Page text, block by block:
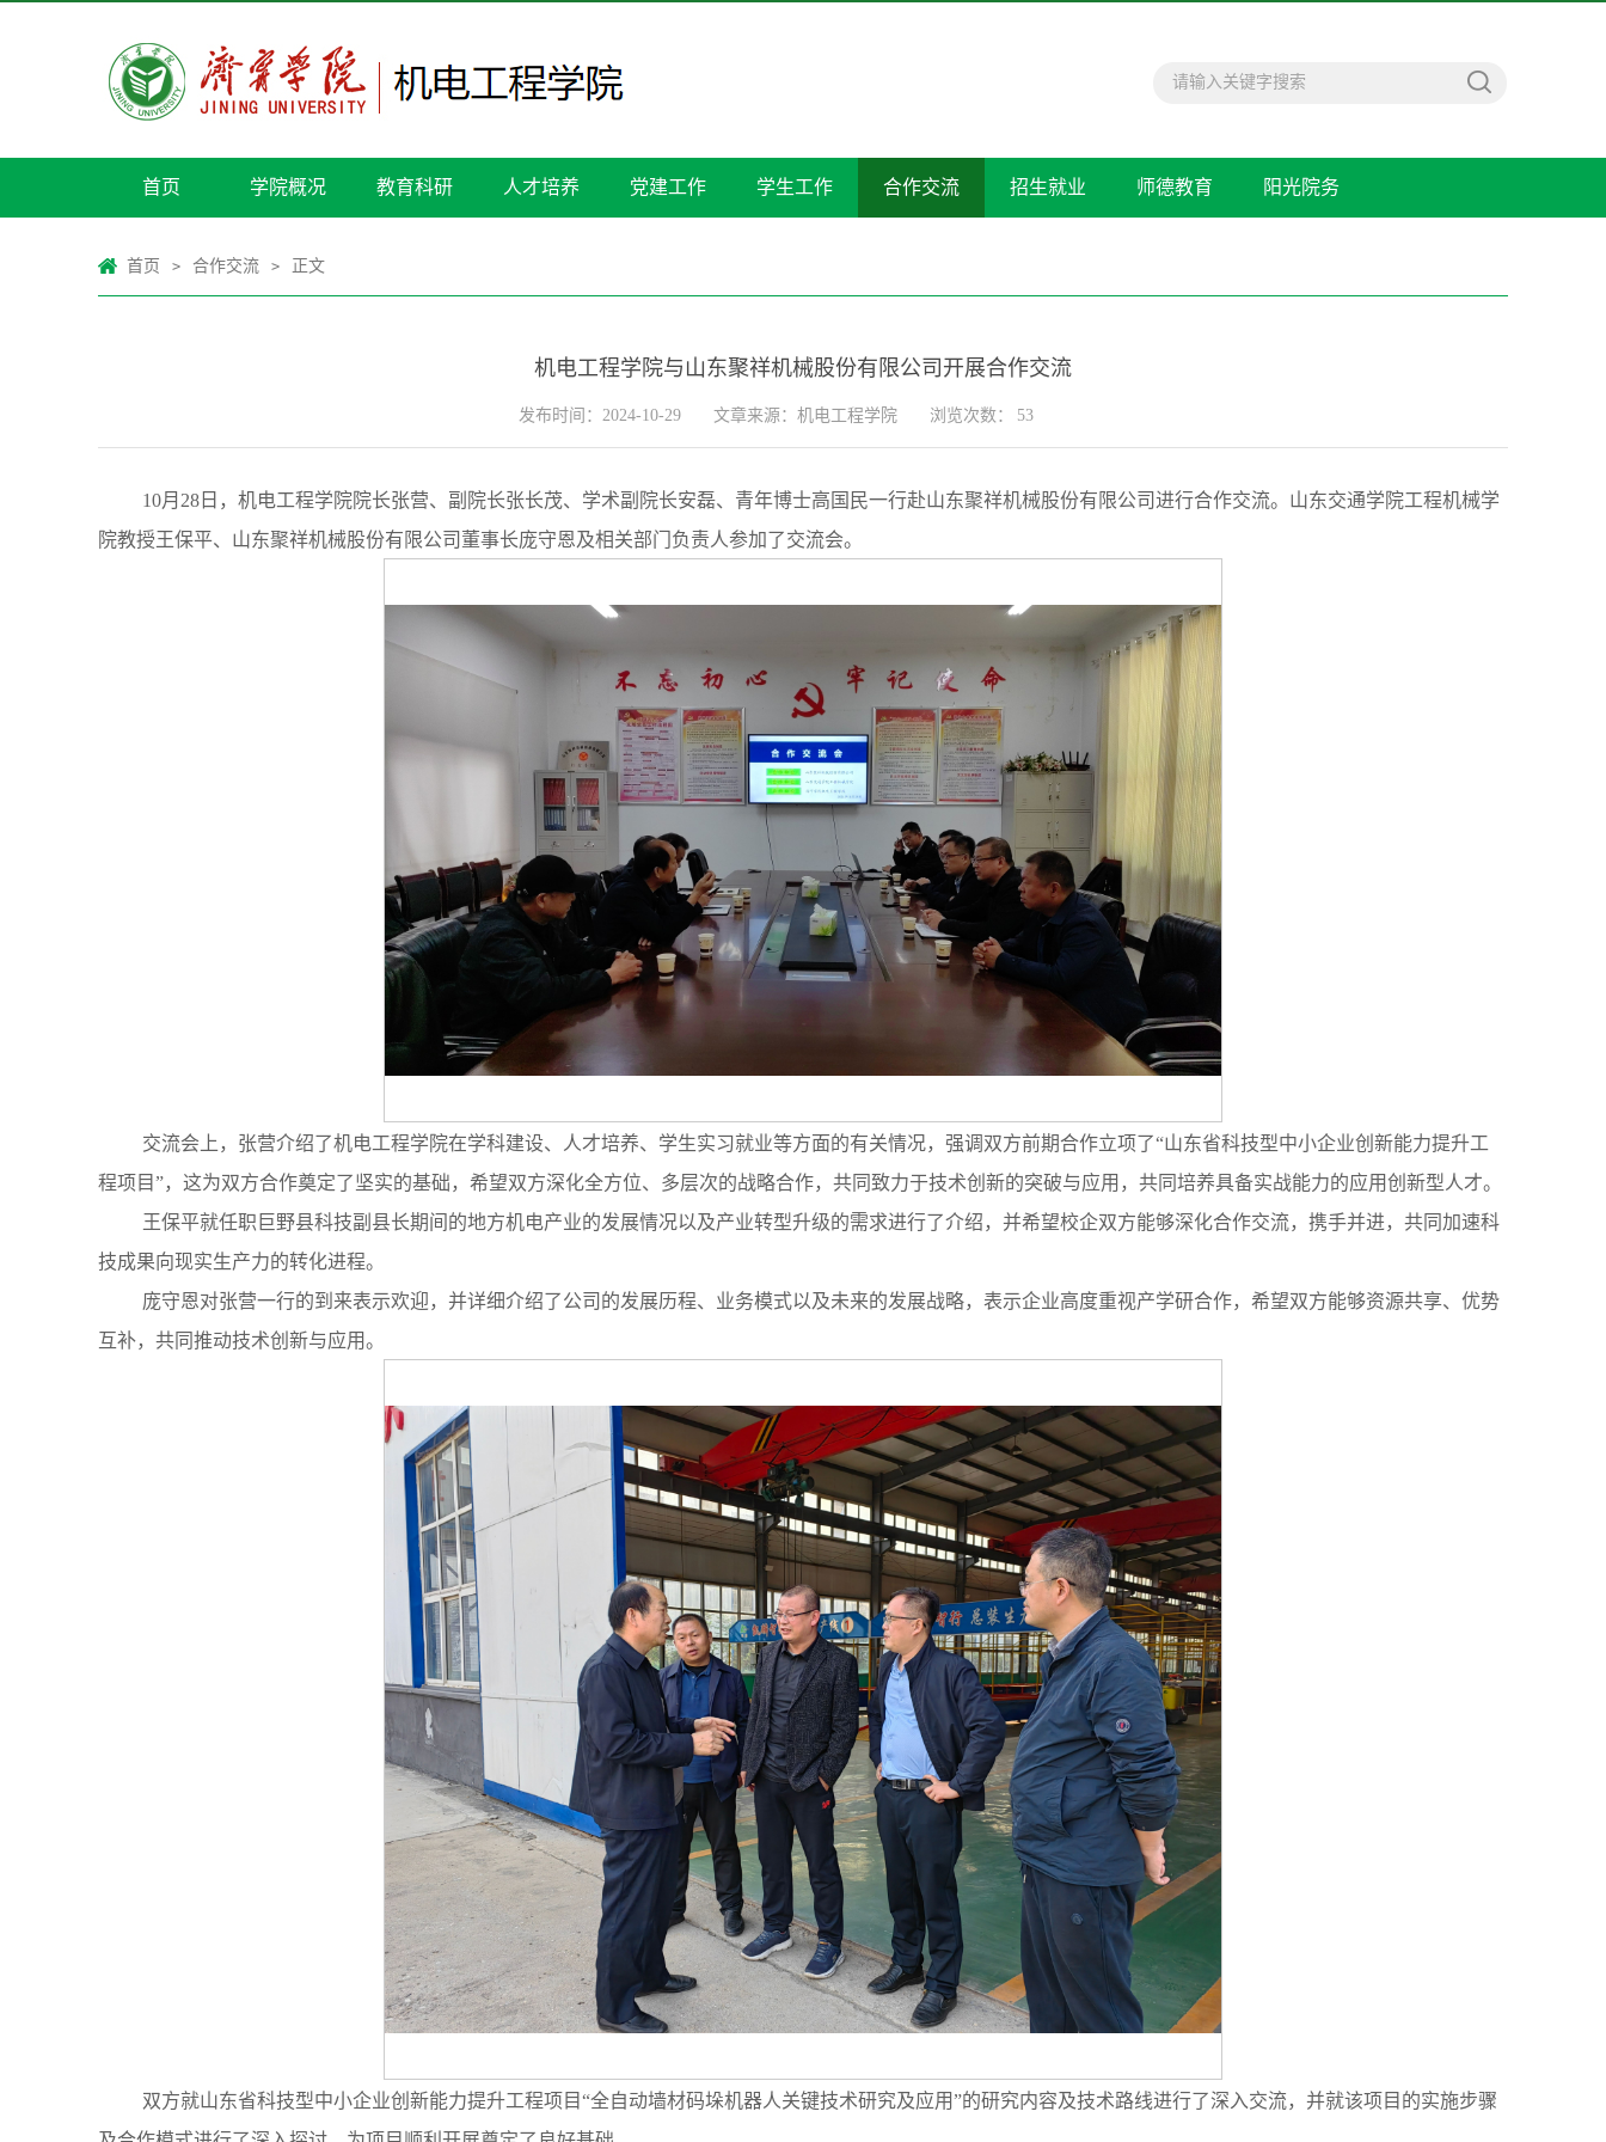
首页 学院概况 教育科研 人才培养 党建工作 学生工作 合作交流 招生就业 师德教育 阳光院务
首页 > 合作交流 > 正文
机电工程学院与山东聚祥机械股份有限公司开展合作交流
发布时间：2024-10-29 文章来源：机电工程学院 浏览次数： 53
10月28日，机电工程学院院长张营、副院长张长茂、学术副院长安磊、青年博士高国民一行赴山东聚祥机械股份有限公司进行合作交流。山东交通学院工程机械学
院教授王保平、山东聚祥机械股份有限公司董事长庞守恩及相关部门负责人参加了交流会。
交流会上，张营介绍了机电工程学院在学科建设、人才培养、学生实习就业等方面的有关情况，强调双方前期合作立项了“山东省科技型中小企业创新能力提升工
程项目”，这为双方合作奠定了坚实的基础，希望双方深化全方位、多层次的战略合作，共同致力于技术创新的突破与应用，共同培养具备实战能力的应用创新型人才。
王保平就任职巨野县科技副县长期间的地方机电产业的发展情况以及产业转型升级的需求进行了介绍，并希望校企双方能够深化合作交流，携手并进，共同加速科
技成果向现实生产力的转化进程。
庞守恩对张营一行的到来表示欢迎，并详细介绍了公司的发展历程、业务模式以及未来的发展战略，表示企业高度重视产学研合作，希望双方能够资源共享、优势
互补，共同推动技术创新与应用。
双方就山东省科技型中小企业创新能力提升工程项目“全自动墙材码垛机器人关键技术研究及应用”的研究内容及技术路线进行了深入交流，并就该项目的实施步骤